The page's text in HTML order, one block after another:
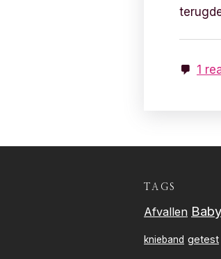
1
TAGS
Afvallen
knieband getest